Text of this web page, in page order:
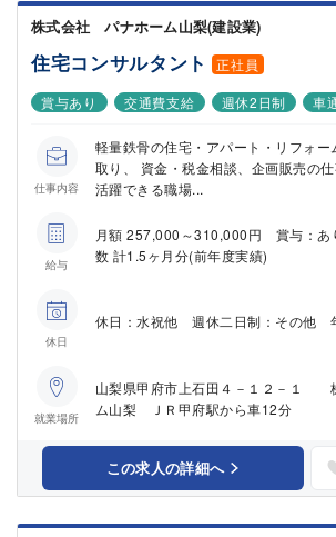
株式会社 パナホーム山梨(建設業)
住宅コンサルタント
正社員
賞与あり
交通費支給 週休2日制 車
仕事内容
軽量鉄骨の住宅・アパート・リフォー
取り、 資金・税金相談、企画販売の
活躍できる職場...
給与
月額 257,000～310,000円 賞与：
数 計1.5ヶ月分(前年度実績)
休日
休日：水祝他 週休二日制：その他
就業場所
山梨県甲府市上石田４－１２－１
ム山梨 ＪＲ甲府駅から車12分
この求人の詳細へ